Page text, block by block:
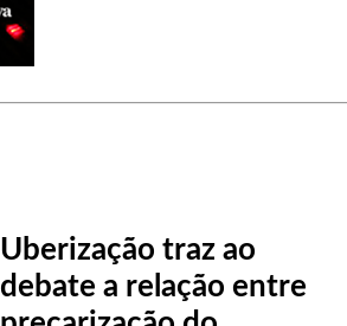
Uberização traz ao
debate a relação entre